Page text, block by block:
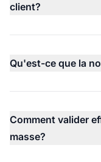
client?
Qu'est-ce que la
Comment valider
masse?